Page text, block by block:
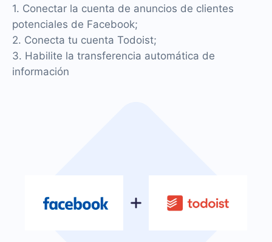
1. Conectar la cuenta de anuncios de clientes
potenciales de Facebook;
2. Conecta tu cuenta Todoist;
3. Habilite la transferencia automática de
información